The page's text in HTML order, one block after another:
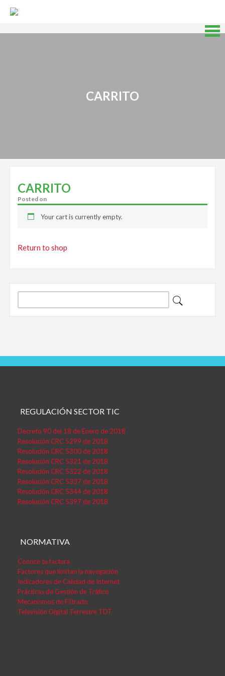
CARRITO
CARRITO
Posted on
Your cart is currently empty.
Return to shop
REGULACIÓN SECTOR TIC
Decreto 90 del 18 de Enero de 2018
Resolución CRC 5299 de 2018
Resolución CRC 5300 de 2018
Resolución CRC 5321 de 2018
Resolución CRC 5322 de 2018
Resolución CRC 5337 de 2018
Resolución CRC 5344 de 2018
Resolución CRC 5397 de 2018
NORMATIVA
Conoce tu factura
Factores que limitan la navegación
Indicadores de Calidad de Internet
Prácticas de Gestión de Tráfico
Mecanismos de Filtrado
Televisión Digital Terrestre TDT